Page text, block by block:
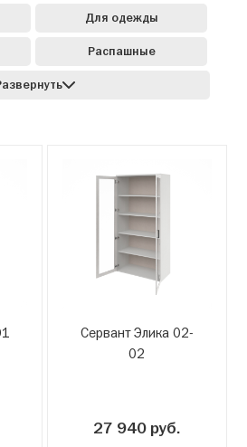
Для одежды
Распашные
Сервант Элика 02-
02
27 940 руб.